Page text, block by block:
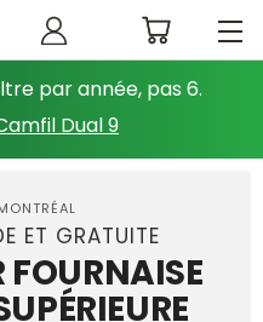
par année, pas 6.
Dual 9
ET GRATUITE
FOURNAISE